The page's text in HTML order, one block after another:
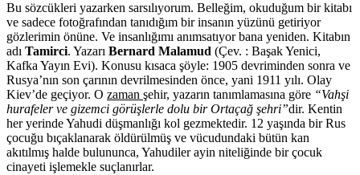
Bu sözcükleri yazarken sarsılıyorum. Belleğim, okuduğum bir kitabı
ve sadece fotoğrafından tanıdığım bir insanın yüzünü getiriyor
gözlerimin önüne. Ve insanlığımı anımsatıyor bana yeniden. Kitabın
adı Tamirci. Yazarı Bernard Malamud (Çev. : Başak Yenici,
Kafka Yayın Evi). Konusu kısaca şöyle: 1905 devriminden sonra ve
Rusya’nın son çarının devrilmesinden önce, yani 1911 yılı. Olay
Kiev’de geçiyor. O zaman şehir, yazarın tanımlamasına göre “Vahşi
hurafeler ve gizemci görüşlerle dolu bir Ortaçağ şehri”dir. Kentin
her yerinde Yahudi düşmanlığı kol gezmektedir. 12 yaşında bir Rus
çocuğu bıçaklanarak öldürülmüş ve vücudundaki bütün kan
akıtılmış halde bulununca, Yahudiler ayin niteliğinde bir çocuk
cinayeti işlemekle suçlanırlar.